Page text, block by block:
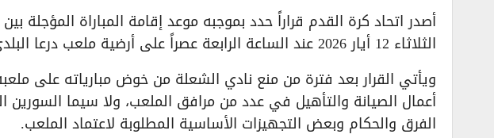
أصدر اتحاد كرة القدم قراراً حدد بموجبه موعد إقامة المباراة المؤجلة
الثلاثاء 12 أيار 2026 عند الساعة الرابعة عصراً على أرضية ملعب درعا البلدي “البانوراما”.
ويأتي القرار بعد فترة من منع نادي الشعلة من خوض مبارياته على
أعمال الصيانة والتأهيل في عدد من مرافق الملعب، ولا سيما السورين
الفرق والحكام وبعض التجهيزات الأساسية المطلوبة لاعتماد الملعب.